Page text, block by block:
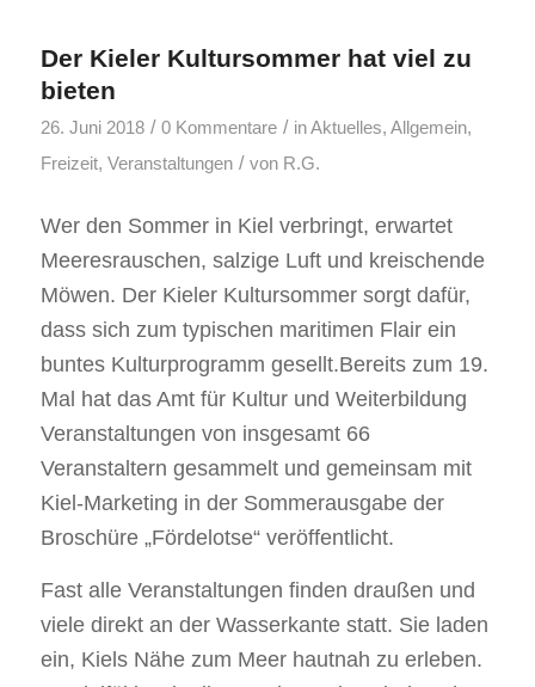
Der Kieler Kultursommer hat viel zu
bieten
26. Juni 2018 / 0 Kommentare / inAktuelles, Allgemein,
Freizeit, Veranstaltungen / von R.G.
Wer den Sommer in Kiel verbringt, erwartet
Meeresrauschen, salzige Luft und kreischende
Möwen. Der Kieler Kultursommer sorgt dafür,
dass sich zum typischen maritimen Flair ein
buntes Kulturprogramm gesellt.Bereits zum 19.
Mal hat das Amt für Kultur und Weiterbildung
Veranstaltungen von insgesamt 66
Veranstaltern gesammelt und gemeinsam mit
Kiel-Marketing in der Sommerausgabe der
Broschüre „Fördelotse“ veröffentlicht.
Fast alle Veranstaltungen finden draußen und
viele direkt an der Wasserkante statt. Sie laden
ein, Kiels Nähe zum Meer hautnah zu erleben.